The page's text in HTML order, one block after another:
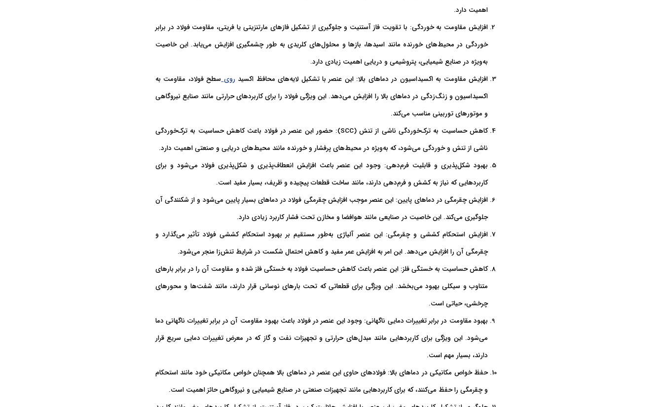
اهمیت دارد.
افزایش مقاومت به خوردگی: با تقویت فاز آستنیت و جلوگیری از تشکیل فازهای مارتنزیتی یا فریتی، مقاومت فولاد در برابر
خوردگی در محیط‌های خورنده مانند اسیدها، بازها و محلول‌های کلریدی به طور چشمگیری افزایش می‌یابد. این خاصیت
به‌ویژه در صنایع شیمیایی، پتروشیمی و دریایی اهمیت زیادی دارد.
افزایش مقاومت به اکسیداسیون در دماهای بالا: این عنصر با تشکیل لایه‌های محافظ اکسید رویسطح فولاد، مقاومت به
اکسیداسیون و زنگ‌زدگی در دماهای بالا را افزایش می‌دهد. این ویژگی فولاد را برای کاربردهای حرارتی مانند صنایع نیروگاهی
و موتورهای توربینی مناسب می‌کند.
کاهش حساسیت به ترک‌خوردگی ناشی از تنش (SCC)
: حضور این عنصر در فولاد باعث کاهش حساسیت به ترک‌خوردگی
ناشی از تنش و خوردگی می‌شود، که به‌ویژه در محیط‌های پرفشار و خورنده مانند محیط‌های دریایی و صنعتی اهمیت دارد.
بهبود شکل‌پذیری و قابلیت فرم‌دهی: وجود این عنصر باعث افزایش انعطاف‌پذیری و شکل‌پذیری فولاد می‌شود و برای
کاربردهایی که نیاز به کشش و فرم‌دهی دارند، مانند ساخت قطعات پیچیده و ظریف، بسیار مفید است.
افزایش چقرمگی در دماهای پایین: این عنصر موجب افزایش چقرمگی فولاد در دماهای بسیار پایین می‌شود و از شکنندگی آن
جلوگیری می‌کند. این خاصیت در صنایعی مانند هوافضا و مخازن تحت فشار کاربرد زیادی دارد.
افزایش استحکام کششی و چقرمگی: این عنصر آلیاژی به‌طور مستقیم بر بهبود استحکام کششی فولاد تأثیر می‌گذارد و
چقرمگی آن را افزایش می‌دهد. این امر به افزایش عمر مفید و کاهش احتمال شکست در شرایط تنش‌زا منجر می‌شود.
کاهش حساسیت به خستگی فلز: این عنصر باعث کاهش حساسیت فولاد به خستگی فلز شده و مقاومت آن را در برابر بارهای
متناوب و سیکلی بهبود می‌بخشد. این ویژگی برای قطعاتی که تحت بارهای نوسانی قرار دارند، مانند شفت‌ها و محورهای
چرخشی، حیاتی است.
بهبود مقاومت در برابر تغییرات دمایی ناگهانی: وجود این عنصر در فولاد باعث بهبود مقاومت آن در برابر تغییرات ناگهانی دما
می‌شود. این ویژگی برای کاربردهایی مانند مبدل‌های حرارتی و تجهیزات نفت و گاز که در معرض تغییرات دمایی سریع قرار
دارند، بسیار مهم است.
حفظ خواص مکانیکی در دماهای بالا: فولادهای حاوی این عنصر در دماهای بالا همچنان خواص مکانیکی خود مانند استحکام
و چقرمگی را حفظ می‌کنند، که برای کاربردهایی مانند تجهیزات صنعتی در صنایع شیمیایی و نیروگاهی حائز اهمیت است.